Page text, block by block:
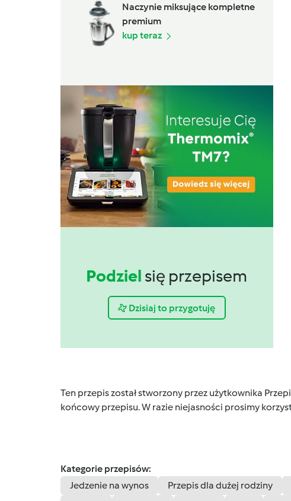
Naczynie miksujące kompletne
premium
kup teraz
Podziel się przepisem
Dzisiaj to przygotuję
Ten przepis został stworzony przez użytkownika
końcowy przepisu. W razie niejasności prosimy
Kategorie przepisów:
Jedzenie na wynos
Przepis dla dużej rodziny